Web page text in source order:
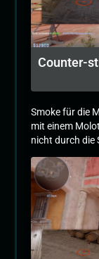
Counter-
Smoke für die
mit einem
nicht durch die